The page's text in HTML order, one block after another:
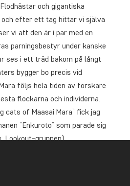
och gigantiska
efter ett tag hittar vi själva
vi att den är i par med en
parningsbestyr under kanske
ses i ett träd bakom på långt
bygger bo precis vid
följs hela tiden av forskare
flockarna och individerna,
cats of Maasai Mara” fick jag
”Enkuroto” som parade sig
Lookout-gruppen).